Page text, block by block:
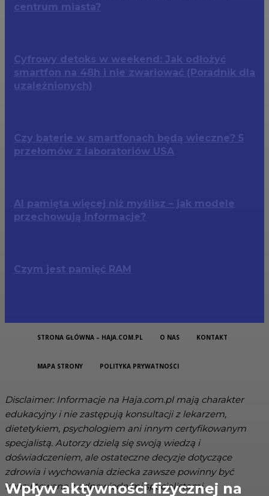
Wpływ aktywności fizycznej na
centrum miasta?
Cyfrowy detoks w weekend: Jak odłożyć
smartfon na 48h i nie zwariować (Poradnik dla
uzależnionych)
Czy baterie w smartfonach będą wieczne? 5
przełomów z laboratoriów USA
AI pamięta więcej niż myślisz – jak modele
przechowują informacje?
Czym jest pamięć RAM
STRONA GŁÓWNA – HAJA.COM.PL O NAS KONTAKT
MAPA STRONY POLITYKA PRYWATNOŚCI
Disclaimer: Informacje na Haja.com.pl mają charakter
edukacyjny i nie zastępują konsultacji z lekarzem,
dietetykiem, psychologiem ani innym certyfikowanym
specjalistą. Autorzy dzielą się swoją wiedzą i
doświadczeniem, ale ostateczne decyzje dotyczące
zdrowia i wychowania dziecka zawsze powinny być
konsultowane z odpowiednimi specjalistami.